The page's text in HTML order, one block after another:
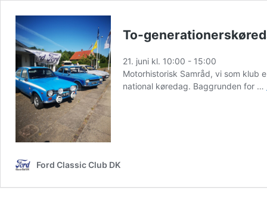
To-
21. juni kl. 10:00 - 15:00
Motorhistorisk Samråd, vi som klub
national køredag. Baggrunden for …
Ford Classic Club DK